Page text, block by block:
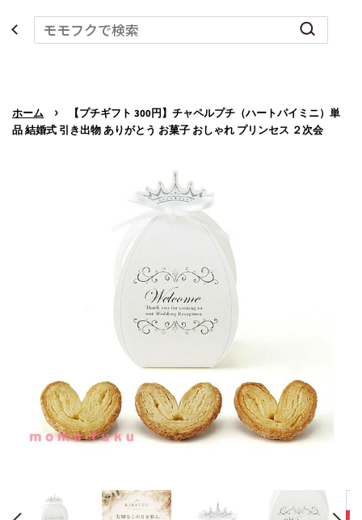
ホーム ›
【プチギフト 300円】チャペルプチ（ハートパイミニ）単
品 結婚式 引き出物 ありがとう お菓子 おしゃれ プリンセス ２次会